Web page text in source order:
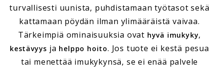
turvallisesti uunista, puhdistamaan työtasot sekä
kattamaan pöydän ilman ylimääräistä vaivaa.
Tärkeimpiä ominaisuuksia ovat hyvä imukyky,
kestävyys ja helppo hoito. Jos tuote ei kestä pesua
tai menettää imukykynsä, se ei enää palvele